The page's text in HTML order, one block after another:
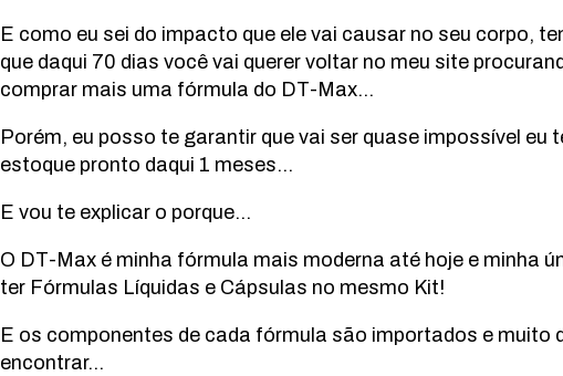
E como eu sei do impacto que ele vai causar no seu corpo,
que daqui 70 dias você vai querer voltar no meu site
comprar mais uma fórmula do DT-Max…
Porém, eu posso te garantir que vai ser quase impossível eu
estoque pronto daqui 1 meses…
E vou te explicar o porque…
O DT-Max é minha fórmula mais moderna até hoje e minha
ter Fórmulas Líquidas e Cápsulas no mesmo Kit!
E os componentes de cada fórmula são importados e muito
encontrar…